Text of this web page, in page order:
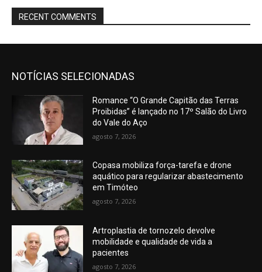
RECENT COMMENTS
NOTÍCIAS SELECIONADAS
Romance “O Grande Capitão das Terras
Proibidas” é lançado no 17º Salão do Livro
do Vale do Aço
agosto 7, 2026
Copasa mobiliza força-tarefa e drone
aquático para regularizar abastecimento
em Timóteo
agosto 7, 2026
Artroplastia de tornozelo devolve
mobilidade e qualidade de vida a
pacientes
agosto 7, 2026